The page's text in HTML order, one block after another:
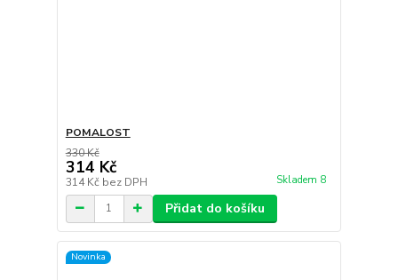
POMALOST
330 Kč
314 Kč
314 Kč bez DPH Skladem 8
Přidat do košíku
Novinka